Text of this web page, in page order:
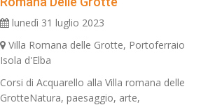
lunedì 31 luglio 2023
Villa Romana delle Grotte, Portoferraio
Isola d'Elba
Corsi di Acquarello alla Villa romana delle
GrotteNatura, paesaggio, arte,